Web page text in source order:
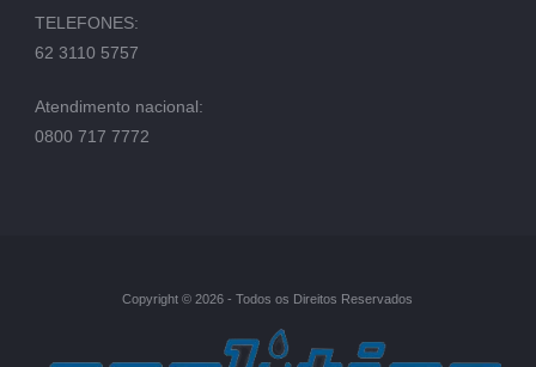
TELEFONES:
62 3110 5757
Atendimento nacional:
0800 717 7772
Copyright © 2026 - Todos os Direitos Reservados